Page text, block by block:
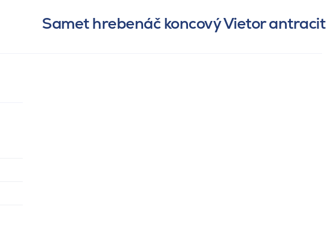
Samet hrebenáč koncový Vietor antracit